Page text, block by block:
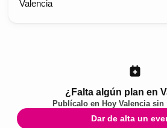
Valencia
¿Falta algún plan en
Publícalo en Hoy Valencia sin
Dar de alta un